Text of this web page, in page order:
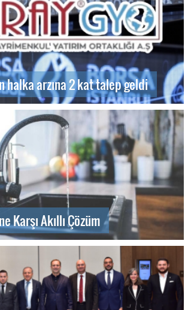
halka arzına 2 kat talep geldi
Karşı Akıllı Çözüm